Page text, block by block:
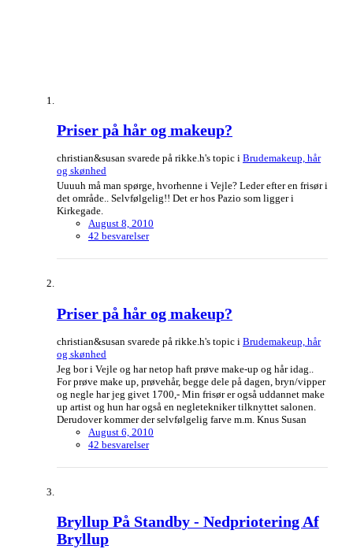
Priser på hår og makeup?
christian&susan svarede på rikke.h's topic i Brudemakeup, hår
og skønhed
Uuuuh må man spørge, hvorhenne i Vejle? Leder efter en frisør i
det område.. Selvfølgelig!! Det er hos Pazio som ligger i
Kirkegade.
August 8, 2010
42 besvarelser
Priser på hår og makeup?
christian&susan svarede på rikke.h's topic i Brudemakeup, hår
og skønhed
Jeg bor i Vejle og har netop haft prøve make-up og hår idag..
For prøve make up, prøvehår, begge dele på dagen, bryn/vipper
og negle har jeg givet 1700,- Min frisør er også uddannet make
up artist og hun har også en negletekniker tilknyttet salonen.
Derudover kommer der selvfølgelig farve m.m. Knus Susan
August 6, 2010
42 besvarelser
Bryllup På Standby - Nedpriotering Af
Bryllup